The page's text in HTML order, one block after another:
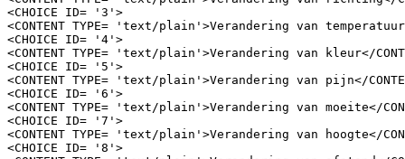
<CHOICE ID= '3'>
<CONTENT TYPE= 'text/plain'>Verandering van temperatuur</
<CHOICE ID= '4'>
<CONTENT TYPE= 'text/plain'>Verandering van kleur</
<CHOICE ID= '5'>
<CONTENT TYPE= 'text/plain'>Verandering van pijn</
<CHOICE ID= '6'>
<CONTENT TYPE= 'text/plain'>Verandering van moeite</
<CHOICE ID= '7'>
<CONTENT TYPE= 'text/plain'>Verandering van hoogte</
<CHOICE ID= '8'>